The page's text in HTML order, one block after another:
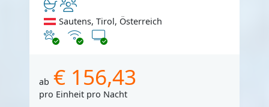
Sautens, Tirol, Österreich
Haustiere erlaubt
InternetTV
ab € 156,43
pro Einheit pro Nacht